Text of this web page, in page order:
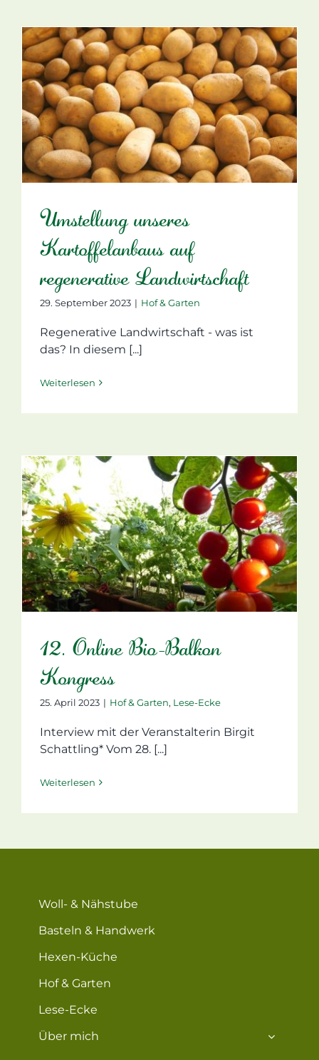
Umstellung unseres
Kartoffelanbaus auf
regenerative Landwirtschaft
29. September 2023 | Hof & Garten
Regenerative Landwirtschaft - was ist
das? In diesem [...]
Weiterlesen
12. Online Bio-Balkon
Kongress
25. April 2023 | Hof & Garten, Lese-Ecke
Interview mit der Veranstalterin Birgit
Schattling* Vom 28. [...]
Weiterlesen
Woll- & Nähstube
Basteln & Handwerk
Hexen-Küche
Hof & Garten
Lese-Ecke
Über mich